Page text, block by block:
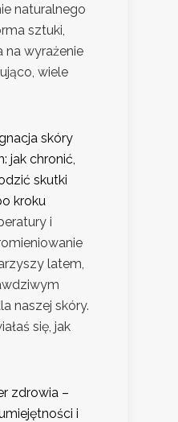
naturalnego
sztuki,
na wyrażenie
wiele
skóry
jak chronić,
skutki
kroku
i
latem,
naszej skóry.
się, jak
zdrowia –
i